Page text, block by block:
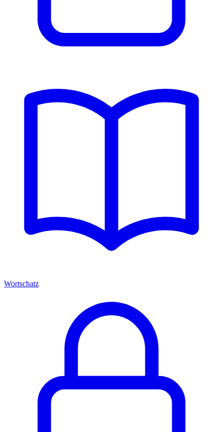
Wortschatz